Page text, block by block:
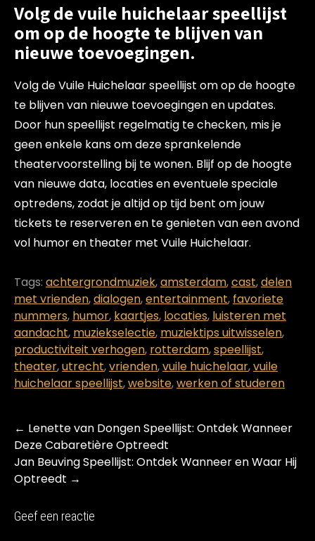
Volg de vuile huichelaar speellijst
om op de hoogte te blijven van
nieuwe toevoegingen.
Volg de Vuile Huichelaar speellijst om op de hoogte
te blijven van nieuwe toevoegingen en updates.
Door hun speellijst regelmatig te checken, mis je
geen enkele kans om deze sprankelende
theatervoorstelling bij te wonen. Blijf op de hoogte
van nieuwe data, locaties en eventuele speciale
optredens, zodat je altijd op tijd bent om jouw
tickets te reserveren en te genieten van een avond
vol humor en theater met Vuile Huichelaar.
Tags: achtergrondmuziek,amsterdam,cast,delen
met vrienden,dialogen,entertainment, favoriete
nummers, humor, kaartjes, locaties, luisteren met
aandacht, muziekselectie, muziektips uitwisselen,
productiviteit verhogen, rotterdam,speellijst,
theater,utrecht,vrienden,vuile huichelaar,vuile
huichelaar speellijst,website,werken of studeren
Post
navigation
← Lenette van Dongen Speellijst: Ontdek Wanneer
Deze Cabaretière Optreedt
Jan Beuving Speellijst: Ontdek Wanneer en Waar Hij
Optreedt →
Geef een reactie